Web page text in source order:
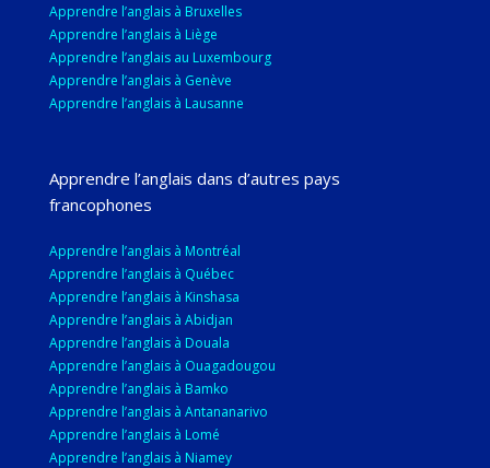
Apprendre l’anglais à Bruxelles
Apprendre l’anglais à Liège
Apprendre l’anglais au Luxembourg
Apprendre l’anglais à Genève
Apprendre l’anglais à Lausanne
Apprendre l’anglais dans d’autres pays
francophones
Apprendre l’anglais à Montréal
Apprendre l’anglais à Québec
Apprendre l’anglais à Kinshasa
Apprendre l’anglais à Abidjan
Apprendre l’anglais à Douala
Apprendre l’anglais à Ouagadougou
Apprendre l’anglais à Bamko
Apprendre l’anglais à Antananarivo
Apprendre l’anglais à Lomé
Apprendre l’anglais à Niamey